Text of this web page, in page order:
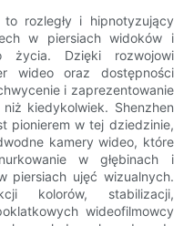
rozległy i hipnotyzujący
w piersiach widoków i
życia. Dzięki rozwojowi
wideo oraz dostępności
i zaprezentowanie
niż kiedykolwiek. Shenzhen
pionierem w tej dziedzinie,
kamery wideo, które
w głębinach i
piersiach ujęć wizualnych.
kolorów, stabilizacji,
wideofilmowcy